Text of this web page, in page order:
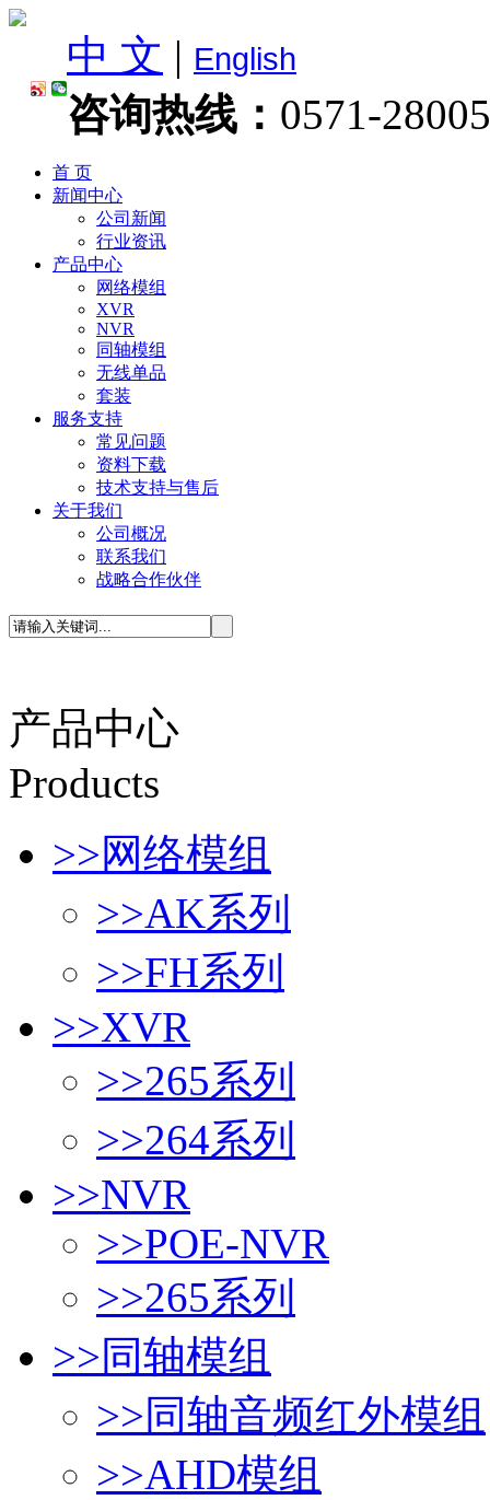
中 文 | English
咨询热线： 0571-
首 页
新闻中心
公司新闻
行业资讯
产品中心
网络模组
XVR
NVR
同轴模组
无线单品
套装
服务支持
常见问题
资料下载
技术支持与售后
关于我们
公司概况
联系我们
战略合作伙伴
产品中心
Products
>>网络模组
>>AK系列
>>FH系列
>>XVR
>>265系列
>>264系列
>>NVR
>>POE-NVR
>>265系列
>>同轴模组
>>同轴音频红外模组
>>AHD模组